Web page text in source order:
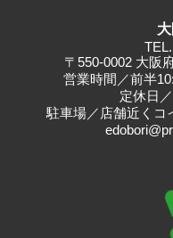
TEL.
〒550-0002 大阪
営業時間／前半
定休日
駐車場／店舗近くコ